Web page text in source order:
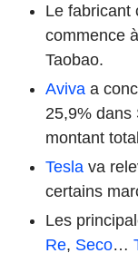
Le fabricant
commence
Taobao.
Aviva a
25,9% dans
montant
Tesla va
certains
Les
Re, Seco…